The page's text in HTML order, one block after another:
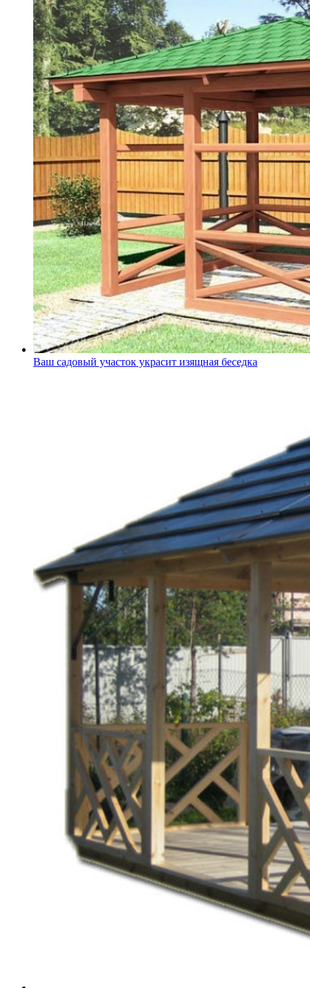
Ваш садовый участок украсит изящная беседка